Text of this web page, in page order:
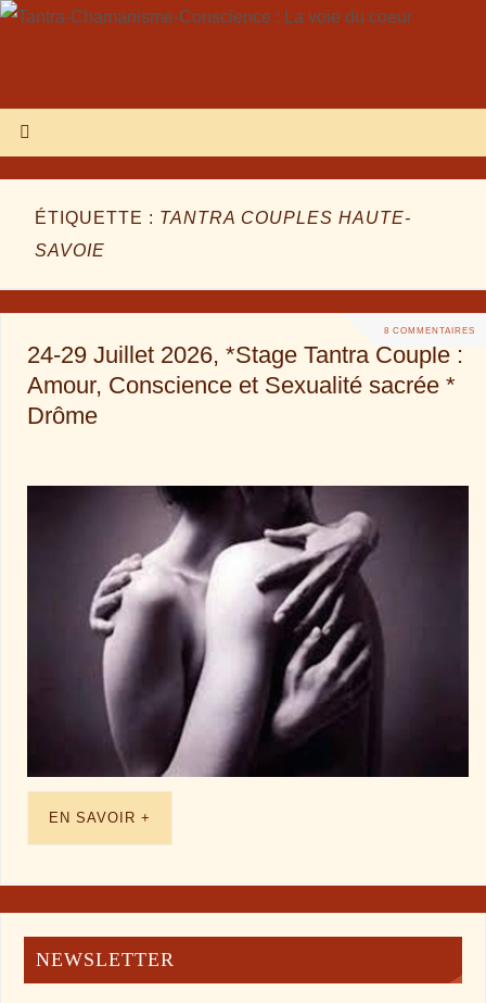
ÉTIQUETTE : TANTRA COUPLES HAUTE-
SAVOIE
8 COMMENTAIRES
24-29 Juillet 2026, *Stage Tantra Couple :
Amour, Conscience et Sexualité sacrée *
Drôme
EN SAVOIR +
NEWSLETTER